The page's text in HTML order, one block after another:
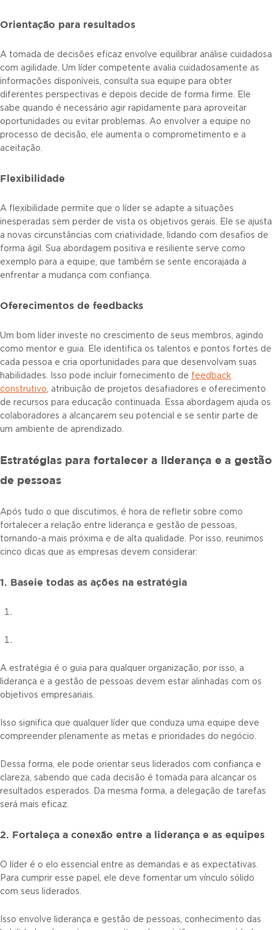
Orientação para resultados
A tomada de decisões eficaz envolve equilibrar análise cuidadosa
com agilidade. Um líder competente avalia cuidadosamente as
informações disponíveis, consulta sua equipe para obter
diferentes perspectivas e depois decide de forma firme. Ele
sabe quando é necessário agir rapidamente para aproveitar
oportunidades ou evitar problemas. Ao envolver a equipe no
processo de decisão, ele aumenta o comprometimento e a
aceitação.
Flexibilidade
A flexibilidade permite que o líder se adapte a situações
inesperadas sem perder de vista os objetivos gerais. Ele se ajusta
a novas circunstâncias com criatividade, lidando com desafios de
forma ágil. Sua abordagem positiva e resiliente serve como
exemplo para a equipe, que também se sente encorajada a
enfrentar a mudança com confiança.
Oferecimentos de feedbacks
Um bom líder investe no crescimento de seus membros, agindo
como mentor e guia. Ele identifica os talentos e pontos fortes de
cada pessoa e cria oportunidades para que desenvolvam suas
habilidades. Isso pode incluir fornecimento de feedback
construtivo, atribuição de projetos desafiadores e oferecimento
de recursos para educação continuada. Essa abordagem ajuda os
colaboradores a alcançarem seu potencial e se sentir parte de
um ambiente de aprendizado.
Estratégias para fortalecer a liderança e a gestão
de pessoas
Após tudo o que discutimos, é hora de refletir sobre como
fortalecer a relação entre liderança e gestão de pessoas,
tornando-a mais próxima e de alta qualidade. Por isso, reunimos
cinco dicas que as empresas devem considerar:
1. Baseie todas as ações na estratégia
A estratégia é o guia para qualquer organização, por isso, a
liderança e a gestão de pessoas devem estar alinhadas com os
objetivos empresariais.
Isso significa que qualquer líder que conduza uma equipe deve
compreender plenamente as metas e prioridades do negócio.
Dessa forma, ele pode orientar seus liderados com confiança e
clareza, sabendo que cada decisão é tomada para alcançar os
resultados esperados. Da mesma forma, a delegação de tarefas
será mais eficaz.
2. Fortaleça a conexão entre a liderança e as equipes
O líder é o elo essencial entre as demandas e as expectativas.
Para cumprir esse papel, ele deve fomentar um vínculo sólido
com seus liderados.
Isso envolve liderança e gestão de pessoas, conhecimento das